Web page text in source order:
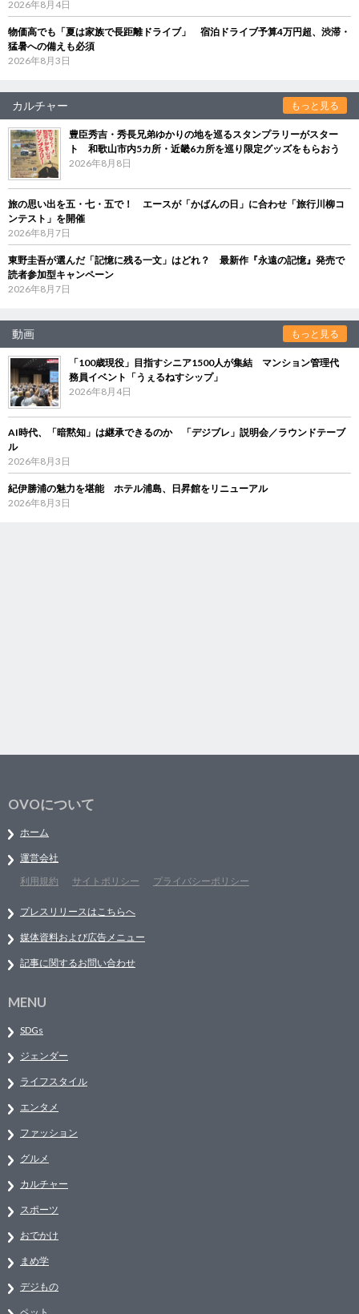
2026年8月4日
物価高でも「夏は家族で長距離ドライブ」 宿泊ドライブ予算4万円超、渋滞・
猛暑への備えも必須
2026年8月3日
カルチャー もっと見る
豊臣秀吉・秀長兄弟ゆかりの地を巡るスタンプラリーがスター
ト 和歌山市内5カ所・近畿6カ所を巡り限定グッズをもらおう
2026年8月8日
旅の思い出を五・七・五で！ エースが「かばんの日」に合わせ「旅行川柳コ
ンテスト」を開催
2026年8月7日
東野圭吾が選んだ「記憶に残る一文」はどれ？ 最新作『永遠の記憶』発売で
読者参加型キャンペーン
2026年8月7日
動画 もっと見る
「100歳現役」目指すシニア1500人が集結 マンション管理代
務員イベント「うぇるねすシップ」
2026年8月4日
AI時代、「暗黙知」は継承できるのか 「デジブレ」説明会／ラウンドテーブ
ル
2026年8月3日
紀伊勝浦の魅力を堪能 ホテル浦島、日昇館をリニューアル
2026年8月3日
OVOについて
ホーム
運営会社
利用規約
サイトポリシー プライバシーポリシー
プレスリリースはこちらへ
媒体資料および広告メニュー
記事に関するお問い合わせ
MENU
SDGs
ジェンダー
ライフスタイル
エンタメ
ファッション
グルメ
カルチャー
スポーツ
おでかけ
まめ学
デジもの